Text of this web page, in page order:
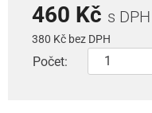
460 Kč s DPH
380 Kč bez DPH
Počet: